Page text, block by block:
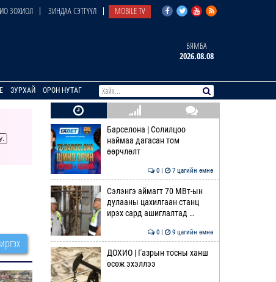
ЗОХИОЛ ЗИНДАА СЭТГҮҮЛ MOBILE TV
БЯМБА
2026.08.08
ЗУРХАЙ ОРОН НУТАГ
Барселона | Солилцоо
наймаа дагасан том
өөрчлөлт
0 | 7 цагийн өмнө
Сэлэнгэ аймагт 70 МВт-ын
дулааны цахилгаан станц
ирэх сард ашиглалтад …
0 | 9 цагийн өмнө
ДОХИО | Газрын тосны ханш
өсөж эхэллээ